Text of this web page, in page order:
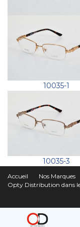
10035-1
10035-3
Accueil Nos Marques
Opty Distribution dans